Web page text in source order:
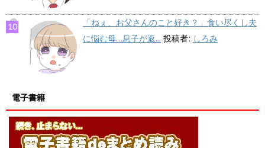
「ねぇ、お父さんのこと好き？」食い尽くし夫
に悩む母…息子が返... 投稿者: しろみ
電子書籍